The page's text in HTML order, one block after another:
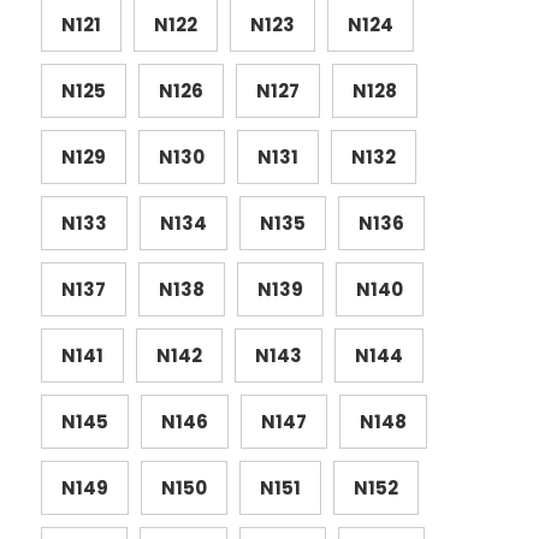
N121 N122 N123 N124
N125 N126 N127 N128
N129 N130 N131 N132
N133 N134 N135 N136
N137 N138 N139 N140
N141 N142 N143 N144
N145 N146 N147 N148
N149 N150 N151 N152